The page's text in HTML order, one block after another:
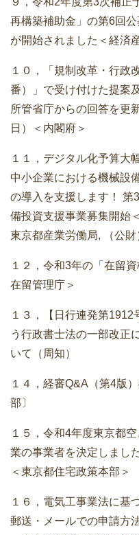
再構築補助金」の第6回公
が開始されました＜経済
１０，「規制改革・行政
番）」で受け付けた提案
所管省庁からの回答を更
日）＜内閣府＞
１１，デジタル化予算大
中小企業における機械設
の導入を支援します！ 第
備投資支援事業募集開始＜
東京都産業労働局, （公
１２，令和3年の「在留
在留管理庁＞
１３，【日行連発第
う行政書士法の一部改正
いて（周知）
１４，経審Q&A（第4版
部〕
１５，令和4年度東京都
業の事業者を決定しまし
＜東京都住宅政策本部＞
１６，電気工事業法に基
郵送・メールでの申請方